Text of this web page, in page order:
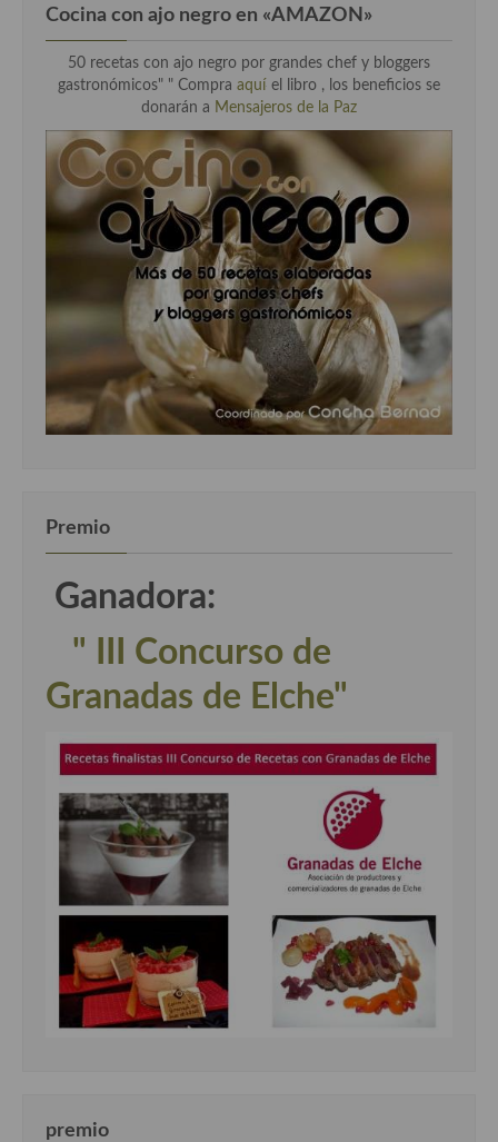
Cocina con ajo negro en «AMAZON»
50 recetas con ajo negro por grandes chef y bloggers
gastronómicos" " Compra aquí el libro , los beneficios se
donarán a Mensajeros de la Paz
Premio
Ganadora:
" III Concurso de
Granadas de Elche"
premio